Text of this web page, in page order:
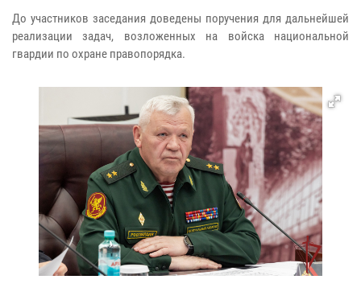
До участников заседания доведены поручения для дальнейшей
реализации задач, возложенных на войска национальной
гвардии по охране правопорядка.